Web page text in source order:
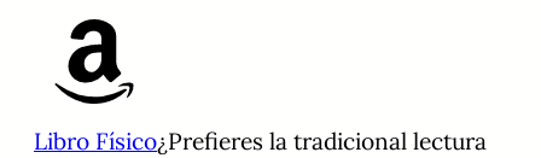
Libro Físico¿Prefieres la tradicional lectura